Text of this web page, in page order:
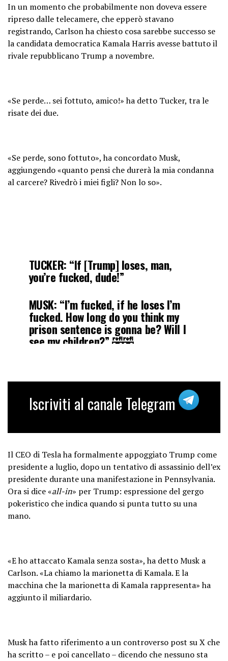
In un momento che probabilmente non doveva essere
ripreso dalle telecamere, che epperò stavano
registrando, Carlson ha chiesto cosa sarebbe successo se
la candidata democratica Kamala Harris avesse battuto il
rivale repubblicano Trump a novembre.
«Se perde… sei fottuto, amico!» ha detto Tucker, tra le
risate dei due.
«Se perde, sono fottuto», ha concordato Musk,
aggiungendo «quanto pensi che durerà la mia condanna
al carcere? Rivedrò i miei figli? Non lo so».
TUCKER: “If [Trump] loses, man,
you’re fucked, dude!”
MUSK: “I’m fucked, if he loses I’m
fucked. How long do you think my
prison sentence is gonna be? Will I
see my children?” 🤣🤣
(@TuckerCar1)October 8, 2024
Iscriviti al canale Telegram
Il CEO di Tesla ha formalmente appoggiato Trump come
presidente a luglio, dopo un tentativo di assassinio dell’ex
presidente durante una manifestazione in Pennsylvania.
Ora si dice «all-in» per Trump: espressione del gergo
pokeristico che indica quando si punta tutto su una
mano.
«E ho attaccato Kamala senza sosta», ha detto Musk a
Carlson. «La chiamo la marionetta di Kamala. E la
macchina che la marionetta di Kamala rappresenta» ha
aggiunto il miliardario.
Musk ha fatto riferimento a un controverso post su X che
ha scritto – e poi cancellato – dicendo che nessuno sta